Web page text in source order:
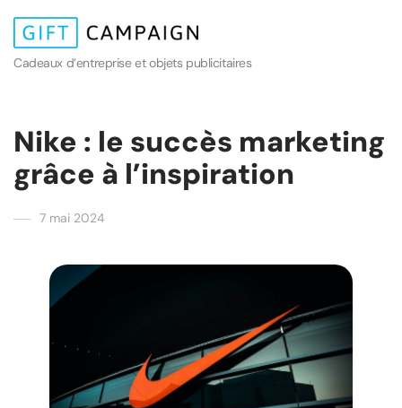
Cadeaux d’entreprise et objets publicitaires
Nike : le succès marketing
grâce à l’inspiration
7 mai 2024